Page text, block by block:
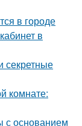
в городе
в
секретные
комнате:
с основанием